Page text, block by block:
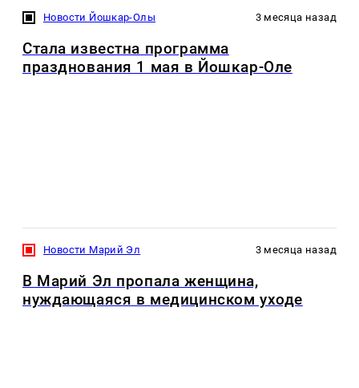
Новости Йошкар-Олы 3 месяца назад
Стала известна программа
празднования 1 мая в Йошкар-Оле
Новости Марий Эл 3 месяца назад
В Марий Эл пропала женщина,
нуждающаяся в медицинском уходе